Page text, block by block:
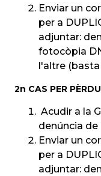
Enviar un
per a
adjuntar:
fotocòpia
l'altre (basta
2n CAS PER
Acudir a la
denúncia de
Enviar un
per a
adjuntar: